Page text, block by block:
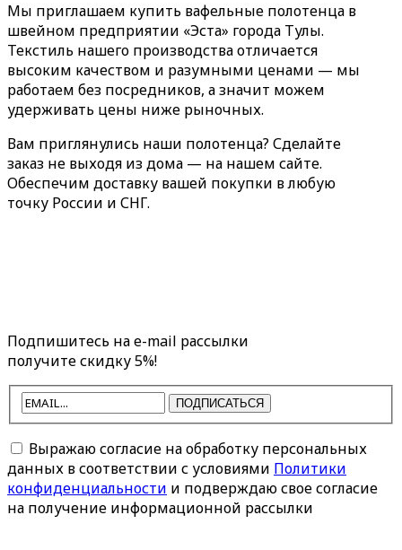
Мы приглашаем купить вафельные полотенца в
швейном предприятии «Эста» города Тулы.
Текстиль нашего производства отличается
высоким качеством и разумными ценами — мы
работаем без посредников, а значит можем
удерживать цены ниже рыночных.
Вам приглянулись наши полотенца? Сделайте
заказ не выходя из дома — на нашем сайте.
Обеспечим доставку вашей покупки в любую
точку России и СНГ.
Подпишитесь на e-mail рассылки
получите скидку 5%!
ПОДПИСАТЬСЯ
Выражаю согласие на обработку персональных
данных в соответствии с условиями Политики
конфиденциальности и подверждаю свое согласие
на получение информационной рассылки